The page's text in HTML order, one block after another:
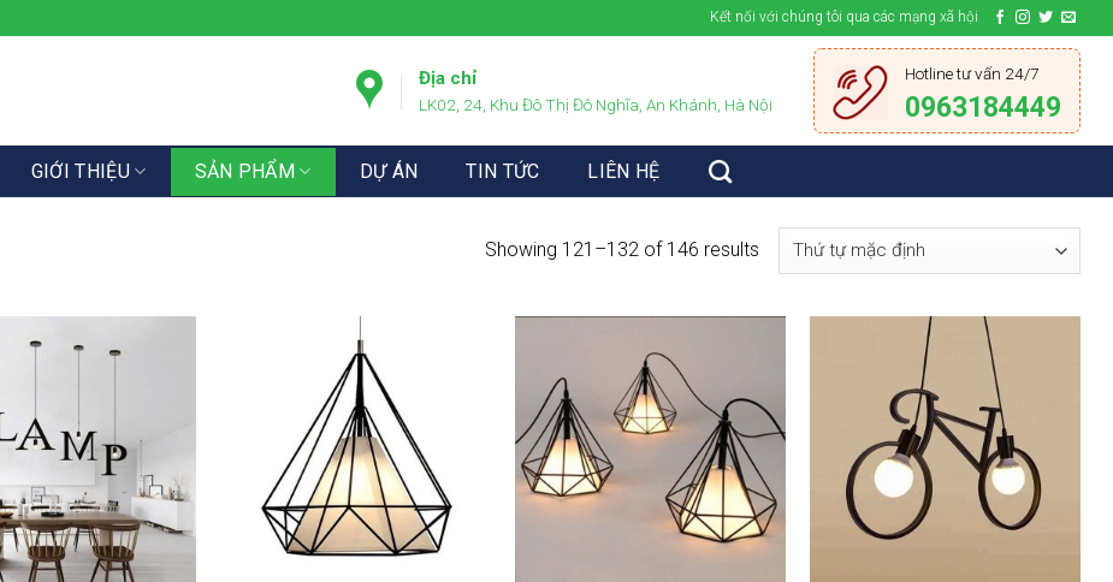
Kết nối với chúng tôi qua các mạng xã hội
Địa chỉ
LK02, 24, Khu Đô Thị Đô Nghĩa, An Khánh, Hà Nội
Hotline tư vấn 24/7
0963184449
GIỚI THIỆU SẢN PHẨM DỰ ÁN TIN TỨC LIÊN HỆ
Showing 121–132 of 146 results